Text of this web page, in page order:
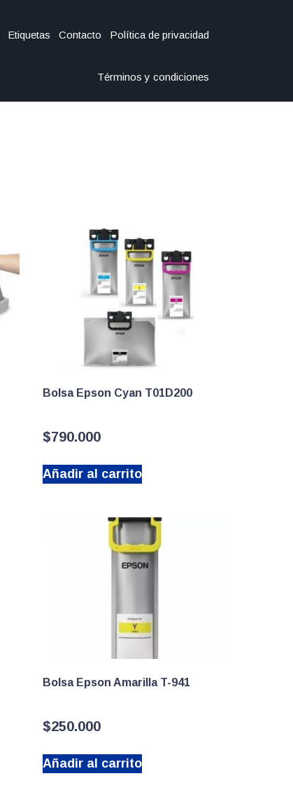
Etiquetas Contacto Política de privacidad
Términos y condiciones
Bolsa Epson Cyan T01D200
$790.000
Añadir al carrito
Bolsa Epson Amarilla T-941
$250.000
Añadir al carrito